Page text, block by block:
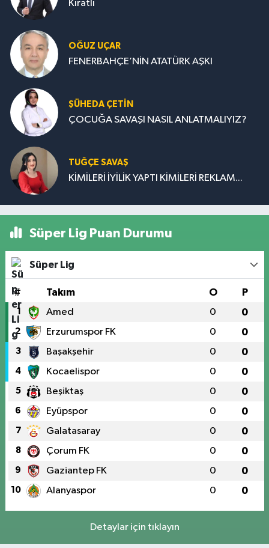
Kıratlı
OĞUZ UÇAR
FENERBAHÇE’NİN ATATÜRK AŞKI
ŞÜHEDA ÇETİN
ÇOCUĞA SAVAŞI NASIL ANLATMALIYIZ?
TUĞÇE SAVAŞ
KİMİLERİ İYİLİK YAPTI KİMİLERİ REKLAM...
Süper Lig Puan Durumu
Süper Lig
# Takım O P
1 Amed 0 0
2 Erzurumspor FK 0 0
3 Başakşehir 0 0
4 Kocaelispor 0 0
5 Beşiktaş 0 0
6 Eyüpspor 0 0
7 Galatasaray 0 0
8 Çorum FK 0 0
9 Gaziantep FK 0 0
10 Alanyaspor 0 0
Detaylar için tıklayın